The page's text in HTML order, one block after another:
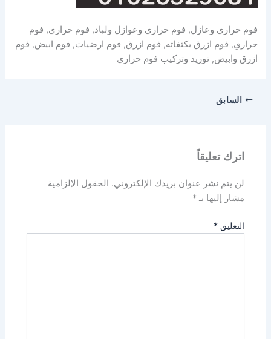
فوم حراري وعازل, فوم حراري وعوازل ولباد, فوم حراري, فوم
حراري, فوم ازرق بكثفاته, فوم ازرق, فوم ارضيات, فوم ابيض, فوم
ازرق وابيض, توريد وتركيب فوم حراري
السابق
اترك تعليقاً
لن يتم نشر عنوان بريدك الإلكتروني. الحقول الإلزامية
مشار إليها بـ*
التعليق*